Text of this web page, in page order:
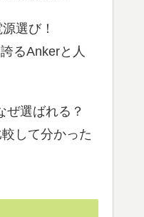
選び！
るAnkerと人
ぜ選ばれる？
して分かった